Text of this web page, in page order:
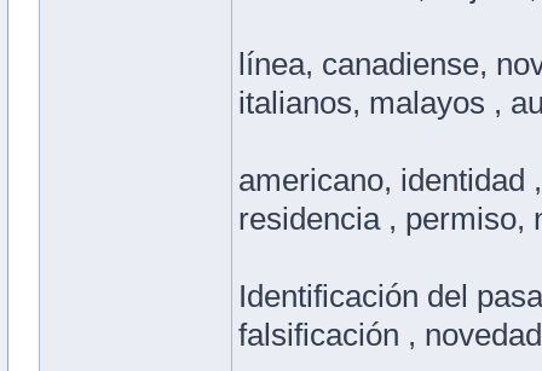
línea, canadiense,
italianos, malayos ,
americano, identidad
residencia , permiso,
Identificación del
falsificación ,